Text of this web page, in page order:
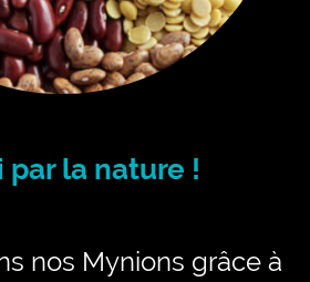
par la nature !
nos Mynions grâce à